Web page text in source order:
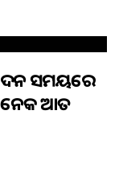
ସମୟରେ
ଆହତ